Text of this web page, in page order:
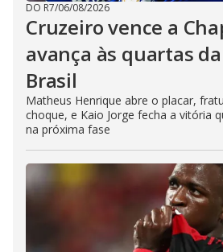
DO R7/06/08/2026
Cruzeiro vence a
avança às quartas
Brasil
Matheus Henrique abre o placar,
choque, e Kaio Jorge fecha a vitória
na próxima fase